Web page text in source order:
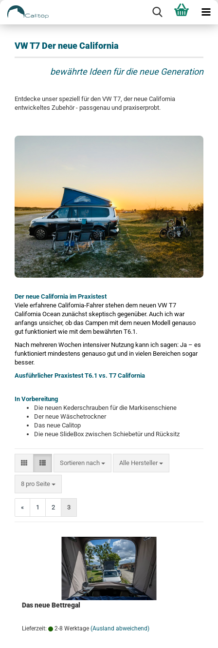
VW T7 Der neue California
bewährte Ideen für die neue Generation
Entdecke unser speziell für den VW T7, der neue California
entwickeltes Zubehör - passgenau und praxiserprobt.
Der neue California im Praxistest
Viele erfahrene California-Fahrer stehen dem neuen VW T7
California Ocean zunächst skeptisch gegenüber. Auch ich war
anfangs unsicher, ob das Campen mit dem neuen Modell genauso
gut funktioniert wie mit dem bewährten T6.1.
Nach mehreren Wochen intensiver Nutzung kann ich sagen: Ja – es
funktioniert mindestens genauso gut und in vielen Bereichen sogar
besser.
Ausführlicher Praxistest T6.1 vs. T7 California
In Vorbereitung
Die neuen Kederschrauben für die Markisenschiene
Der neue Wäschetrockner
Das neue Calitop
Die neue SlideBox zwischen Schiebetür und Rücksitz
Sortieren nach
Sortieren nach Alle Hersteller
8 pro Seite
pro Seite
« 1 2 3
Das neue Bettregal
Lieferzeit: 2-8 Werktage (Ausland abweichend)